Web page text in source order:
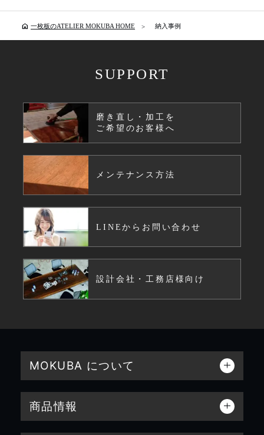
home 一枚板のATELIER MOKUBA HOME 納入事例
SUPPORT
磨き直し・加工を
ご希望のお客様へ
メンテナンス方法
LINEからお問い合わせ
設計会社・工務店様向け
MOKUBA について
商品情報